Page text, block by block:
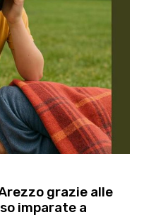
grazie alle
imparate a